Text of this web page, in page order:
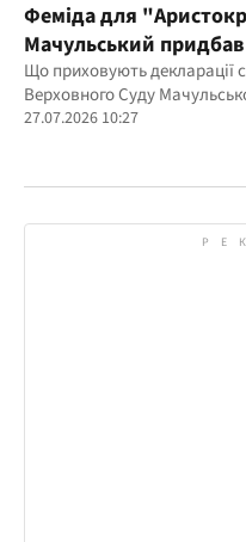
Феміда для
Мачульський придбав
вердикту на користь
Що приховують декларації
Верховного Суду
27.07.2026 10:27